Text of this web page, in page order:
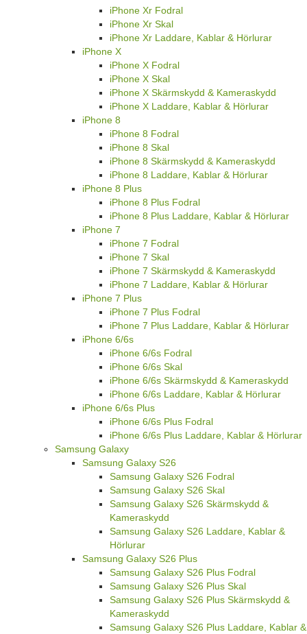
iPhone Xr Fodral
iPhone Xr Skal
iPhone Xr Laddare, Kablar & Hörlurar
iPhone X
iPhone X Fodral
iPhone X Skal
iPhone X Skärmskydd & Kameraskydd
iPhone X Laddare, Kablar & Hörlurar
iPhone 8
iPhone 8 Fodral
iPhone 8 Skal
iPhone 8 Skärmskydd & Kameraskydd
iPhone 8 Laddare, Kablar & Hörlurar
iPhone 8 Plus
iPhone 8 Plus Fodral
iPhone 8 Plus Laddare, Kablar & Hörlurar
iPhone 7
iPhone 7 Fodral
iPhone 7 Skal
iPhone 7 Skärmskydd & Kameraskydd
iPhone 7 Laddare, Kablar & Hörlurar
iPhone 7 Plus
iPhone 7 Plus Fodral
iPhone 7 Plus Laddare, Kablar & Hörlurar
iPhone 6/6s
iPhone 6/6s Fodral
iPhone 6/6s Skal
iPhone 6/6s Skärmskydd & Kameraskydd
iPhone 6/6s Laddare, Kablar & Hörlurar
iPhone 6/6s Plus
iPhone 6/6s Plus Fodral
iPhone 6/6s Plus Laddare, Kablar & Hörlurar
Samsung Galaxy
Samsung Galaxy S26
Samsung Galaxy S26 Fodral
Samsung Galaxy S26 Skal
Samsung Galaxy S26 Skärmskydd &
Kameraskydd
Samsung Galaxy S26 Laddare, Kablar &
Hörlurar
Samsung Galaxy S26 Plus
Samsung Galaxy S26 Plus Fodral
Samsung Galaxy S26 Plus Skal
Samsung Galaxy S26 Plus Skärmskydd &
Kameraskydd
Samsung Galaxy S26 Plus Laddare, Kablar &